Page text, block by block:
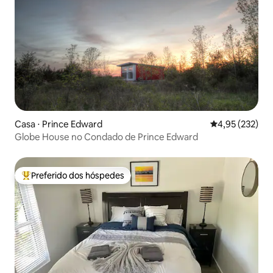
Casa ⋅ Prince Edward 4,95 de uma
4,95 (232)
Globe House no Condado de Prince Edward
Entre os melhores preferidos dos hóspedes
Preferido dos hóspedes